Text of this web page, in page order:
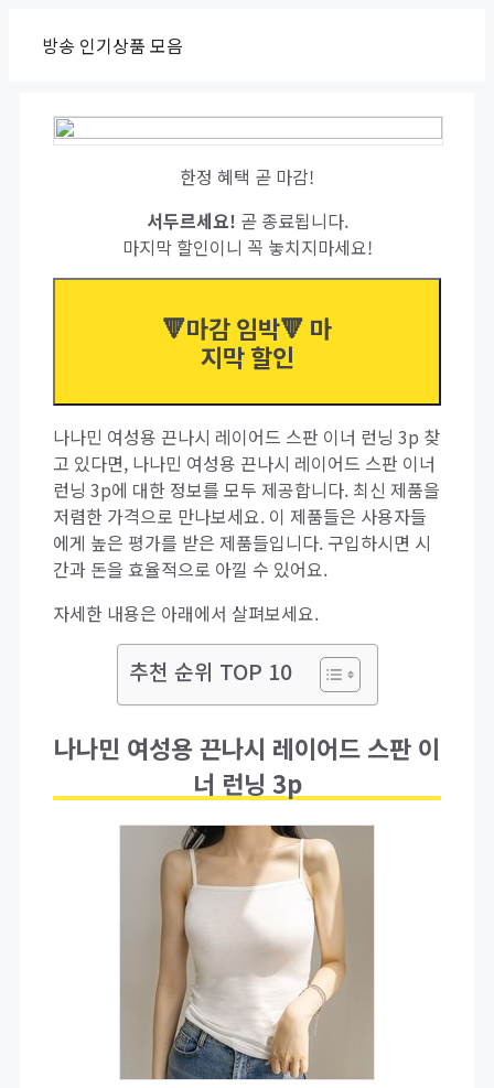
방송 인기상품 모음
한정 혜택 곧 마감!
서두르세요! 곧 종료됩니다.
마지막 할인이니 꼭 놓치지마세요!
🔻마감 임박🔻 마
지막 할인
나나민 여성용 끈나시 레이어드 스판 이너 런닝 3p 찾
고 있다면, 나나민 여성용 끈나시 레이어드 스판 이너
런닝 3p에 대한 정보를 모두 제공합니다. 최신 제품을
저렴한 가격으로 만나보세요. 이 제품들은 사용자들
에게 높은 평가를 받은 제품들입니다. 구입하시면 시
간과 돈을 효율적으로 아낄 수 있어요.
자세한 내용은 아래에서 살펴보세요.
추천 순위 TOP 10
나나민 여성용 끈나시 레이어드 스판 이
너 런닝 3p